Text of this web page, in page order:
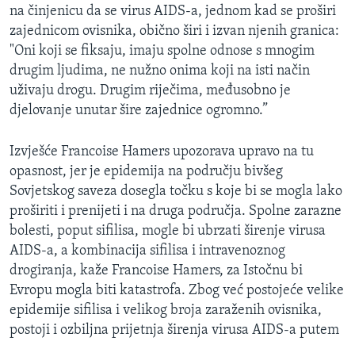
na činjenicu da se virus AIDS-a, jednom kad se proširi
zajednicom ovisnika, obično širi i izvan njenih granica:
"Oni koji se fiksaju, imaju spolne odnose s mnogim
drugim ljudima, ne nužno onima koji na isti način
uživaju drogu. Drugim riječima, međusobno je
djelovanje unutar šire zajednice ogromno.”
Izvješće Francoise Hamers upozorava upravo na tu
opasnost, jer je epidemija na području bivšeg
Sovjetskog saveza dosegla točku s koje bi se mogla lako
proširiti i prenijeti i na druga područja. Spolne zarazne
bolesti, poput sifilisa, mogle bi ubrzati širenje virusa
AIDS-a, a kombinacija sifilisa i intravenoznog
drogiranja, kaže Francoise Hamers, za Istočnu bi
Evropu mogla biti katastrofa. Zbog već postojeće velike
epidemije sifilisa i velikog broja zaraženih ovisnika,
postoji i ozbiljna prijetnja širenja virusa AIDS-a putem